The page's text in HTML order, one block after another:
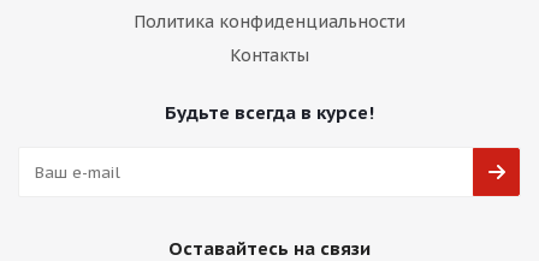
Политика конфиденциальности
Контакты
Будьте всегда в курсе!
Оставайтесь на связи